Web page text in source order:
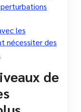
les
nécessiter des
de